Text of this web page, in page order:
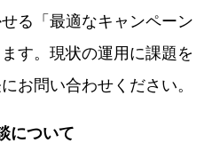
る「最適なキャンペーン
す。現状の運用に課題を
お問い合わせください。
について